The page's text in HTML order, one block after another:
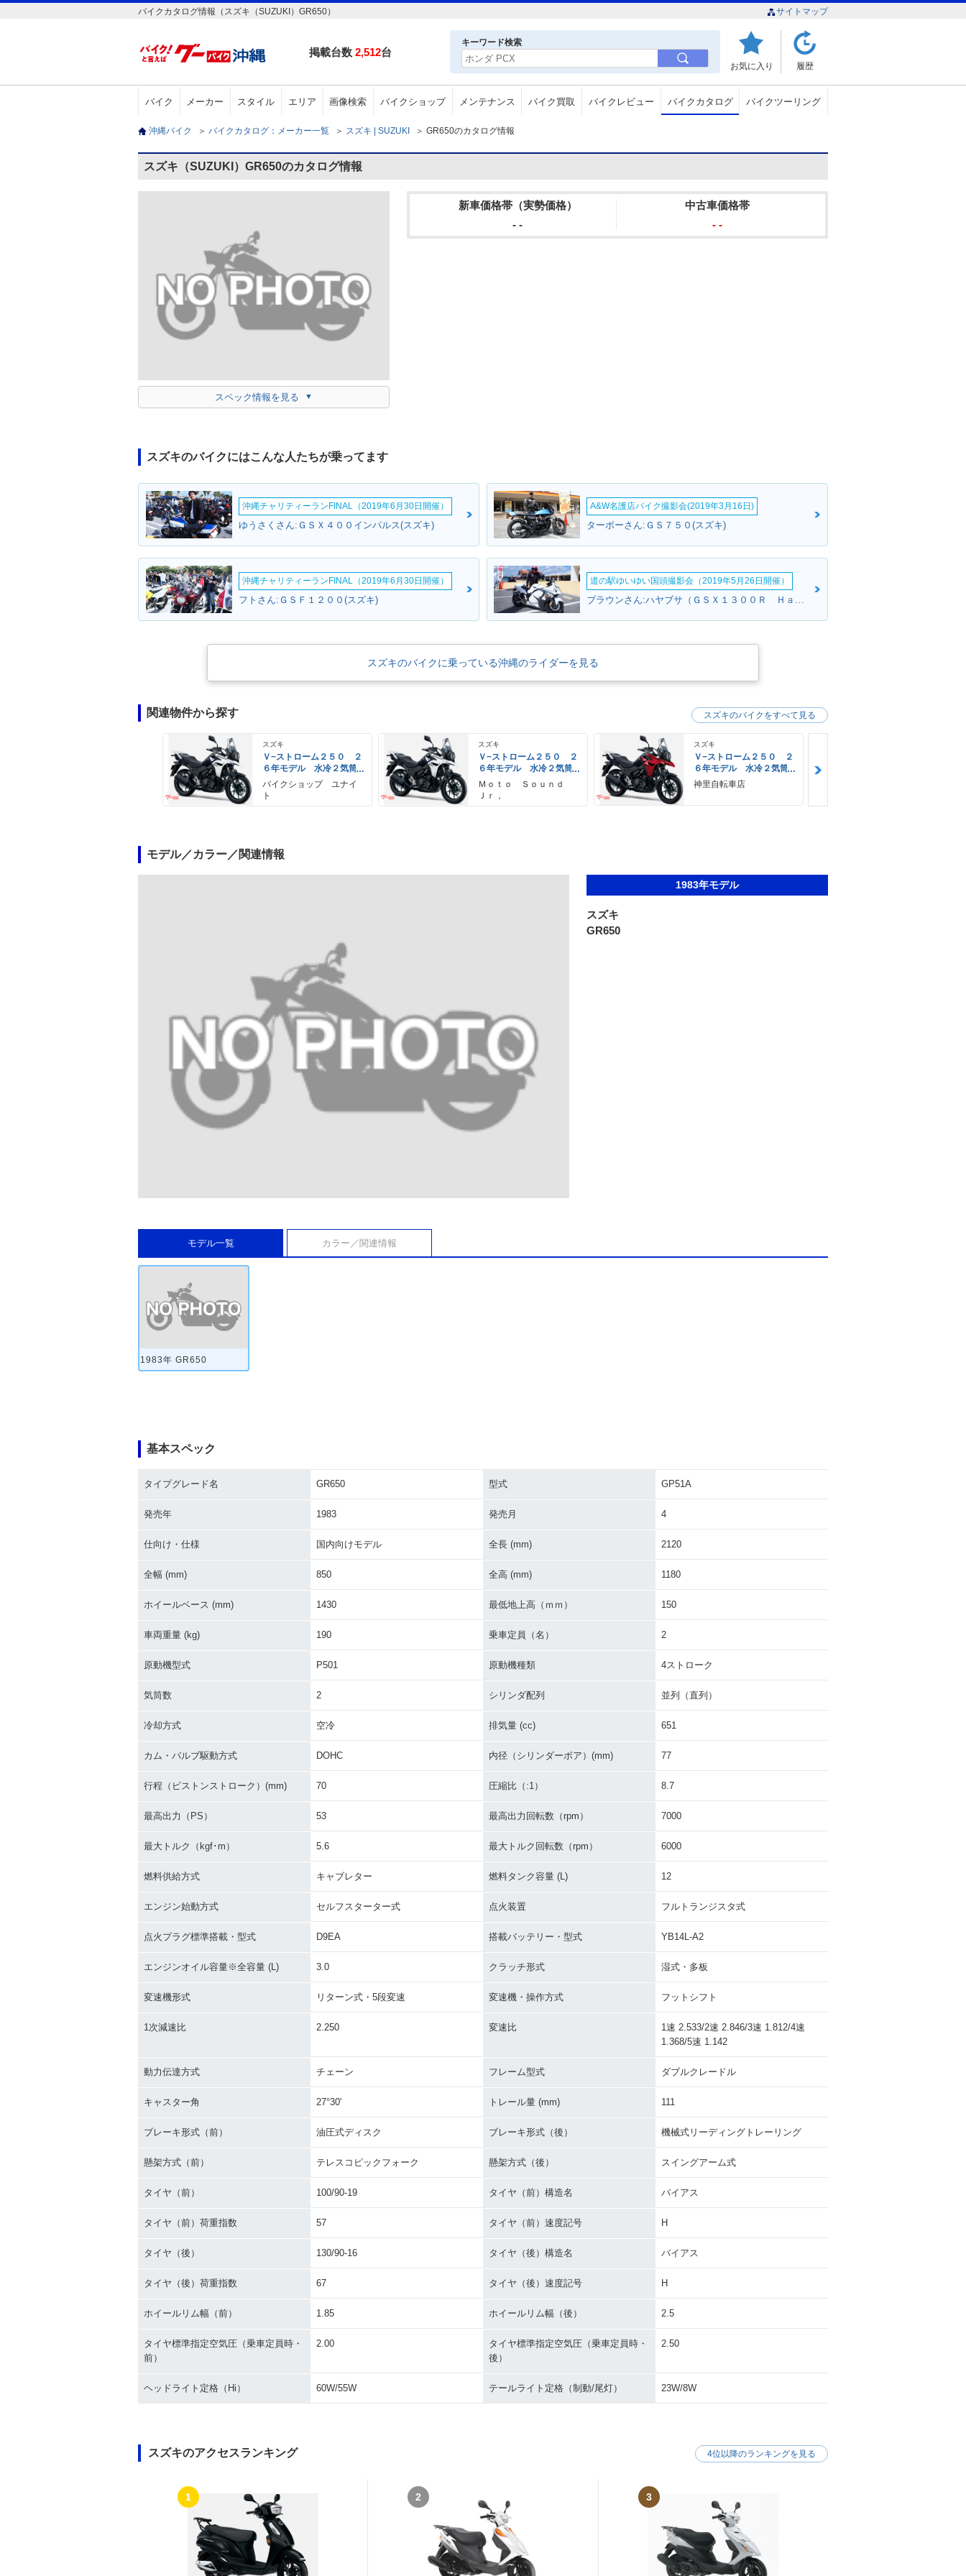
バイクカタログ情報（スズキ（SUZUKI）GR650） サイトマップ
掲載台数 2,512台
キーワード検索
お気に入り 履歴
バイク メーカー スタイル エリア 画像検索 バイクショップ メンテナンス バイク買取 バイクレビュー バイクカタログ バイクツーリング
沖縄バイク ＞ バイクカタログ：メーカー一覧 ＞ スズキ | SUZUKI ＞ GR650のカタログ情報
スズキ（SUZUKI）GR650のカタログ情報
スペック情報を見る
新車価格帯（実勢価格）
- -
中古車価格帯
- -
スズキのバイクにはこんな人たちが乗ってます
沖縄チャリティーランFINAL（2019年6月30日開催）
ゆうさくさん:ＧＳＸ４００インパルス(スズキ)
A&W名護店バイク撮影会(2019年3月16日)
ターボーさん:ＧＳ７５０(スズキ)
沖縄チャリティーランFINAL（2019年6月30日開催）
フトさん:ＧＳＦ１２００(スズキ)
道の駅ゆいゆい国頭撮影会（2019年5月26日開催）
ブラウンさん:ハヤブサ（ＧＳＸ１３００Ｒ Ｈａｙａｂｕｓａ）(スズキ)
スズキのバイクに乗っている沖縄のライダーを見る
関連物件から探す
スズキ
Ｖ−ストローム２５０ ２
６年モデル 水冷２気筒
エンジン ＬＥＤヘッド
ライト標準装備
バイクショップ ユナイ
ト
スズキ
Ｖ−ストローム２５０ ２
６年モデル 水冷２気筒
エンジン ＬＥＤヘッド
ライト標準装備
Ｍｏｔｏ Ｓｏｕｎｄ
Ｊｒ，
スズキ
Ｖ−ストローム２５０ ２
６年モデル 水冷２気筒
エンジン ＬＥＤヘッド
ライト標準装備
神里自転車店
スズキのバイクをすべて見る
モデル／カラー／関連情報
1983年モデル
スズキ
GR650
モデル一覧 カラー／関連情報
1983年 GR650
基本スペック
タイプグレード名 GR650 型式 GP51A
発売年 1983 発売月 4
仕向け・仕様 国内向けモデル 全長 (mm) 2120
全幅 (mm) 850 全高 (mm) 1180
ホイールベース (mm) 1430 最低地上高（ｍｍ） 150
車両重量 (kg) 190 乗車定員（名） 2
原動機型式 P501 原動機種類 4ストローク
気筒数 2 シリンダ配列 並列（直列）
冷却方式 空冷 排気量 (cc) 651
カム・バルブ駆動方式 DOHC 内径（シリンダーボア）(mm) 77
行程（ピストンストローク）(mm) 70 圧縮比（:1） 8.7
最高出力（PS） 53 最高出力回転数（rpm） 7000
最大トルク（kgf･m） 5.6 最大トルク回転数（rpm） 6000
燃料供給方式 キャブレター 燃料タンク容量 (L) 12
エンジン始動方式 セルフスターター式 点火装置 フルトランジスタ式
点火プラグ標準搭載・型式 D9EA 搭載バッテリー・型式 YB14L-A2
エンジンオイル容量※全容量 (L) 3.0 クラッチ形式 湿式・多板
変速機形式 リターン式・5段変速 変速機・操作方式 フットシフト
1次減速比 2.250 変速比
1速 2.533/2速 2.846/3速 1.812/4速
1.368/5速 1.142
動力伝達方式 チェーン フレーム型式 ダブルクレードル
キャスター角 27°30' トレール量 (mm) 111
ブレーキ形式（前） 油圧式ディスク ブレーキ形式（後） 機械式リーディングトレーリング
懸架方式（前） テレスコピックフォーク 懸架方式（後） スイングアーム式
タイヤ（前） 100/90-19 タイヤ（前）構造名 バイアス
タイヤ（前）荷重指数 57 タイヤ（前）速度記号 H
タイヤ（後） 130/90-16 タイヤ（後）構造名 バイアス
タイヤ（後）荷重指数 67 タイヤ（後）速度記号 H
ホイールリム幅（前） 1.85 ホイールリム幅（後） 2.5
タイヤ標準指定空気圧（乗車定員時・
前）
2.00
タイヤ標準指定空気圧（乗車定員時・
後）
2.50
ヘッドライト定格（Hi） 60W/55W テールライト定格（制動/尾灯） 23W/8W
スズキのアクセスランキング
1 2 3
4位以降のランキングを見る